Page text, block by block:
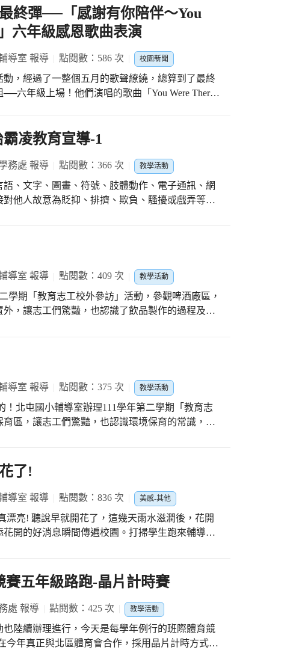
終彈──「感謝有你陪伴～You
六年級感恩歌曲表演
導室 報導 點閱數：586 次 校園新聞
，經過了一整個五月的歌聲繚繞，總算到了最終
六年級上場！他們演唱的歌曲「You Were There
情境，有時是孤獨，有時是挫折，在這些時刻，
伴著我們。這個陪伴我們的人，可能是家人、朋
開始重視同儕關係，這並不表示他們就會完全脫離
才是他們勇於向外探索的底氣。 對六年級的
中心，接受著最多人注目，能扛的住這樣的壓
這次孝親家庭月的歌曲表演有這樣大方得宜的表
許多學生其實都開始有些浮躁、散漫，但在這樣
是可以找回專注，認真地對待這一場演出，顯現
凌教育宣導-1
務處 報導 點閱數：366 次 教學活動
語、文字、圖畫、符號、肢體動作、電子通訊、網
他人故意為貶抑、排擠、欺負、騷擾或戲弄等行
導室 報導 點閱數：409 次 教學活動
學期「教育志工校外參訪」活動，參觀啤酒廠區，
，讓志工們驚豔，也認識了飲品製作的過程及環
導室 報導 點閱數：375 次 教學活動
！北屯國小輔導室辦理111學年第二學期「教育志
區，讓志工們驚豔，也認識環境保育的常識，每
了!
導室 報導 點閱數：836 次 美感-其他
潤後，花開
開的好消息瞬間傳遍校園。打掃學生跑來輔導室
學生指正後，不信邪的許主任真的專程去看一看，
幹堅韌抗風，適合做行道樹與庭園樹使用。 這面
樓輔導室往下看還真的是讓人心花怒哩!楊主任特
資訊佑銓組長表示會列為 "仁愛學習地圖APP"的重
節共同欣賞一番。 學校一草一木生意盎
學生駐足欣賞，學校的每個角落都要時常妝扮，
賽五年級路跑-晶片計時賽
處 報導 點閱數：425 次 教學活動
陸續辦理進行，今天是每學年例行的班際體育競
今年真正與北區體育會合作，採用晶片計時方式進